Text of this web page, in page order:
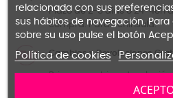
Plazo de 2-5 días o 24-48h
compra. Para Península.
Cambios y Devoluciones
Primer cambio o
relacionada con sus
sus hábitos de navegación.
sobre su uso pulse el botón
Política de cookies